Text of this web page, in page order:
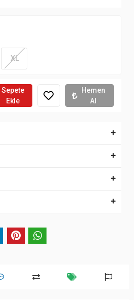
XL
Sepete
Ekle
Hemen
Al